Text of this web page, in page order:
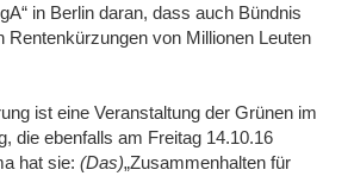
in Berlin daran, dass auch Bündnis
Rentenkürzungen von Millionen Leuten
ist eine Veranstaltung der Grünen im
die ebenfalls am Freitag 14.10.16
hat sie:(Das)„Zusammenhalten für